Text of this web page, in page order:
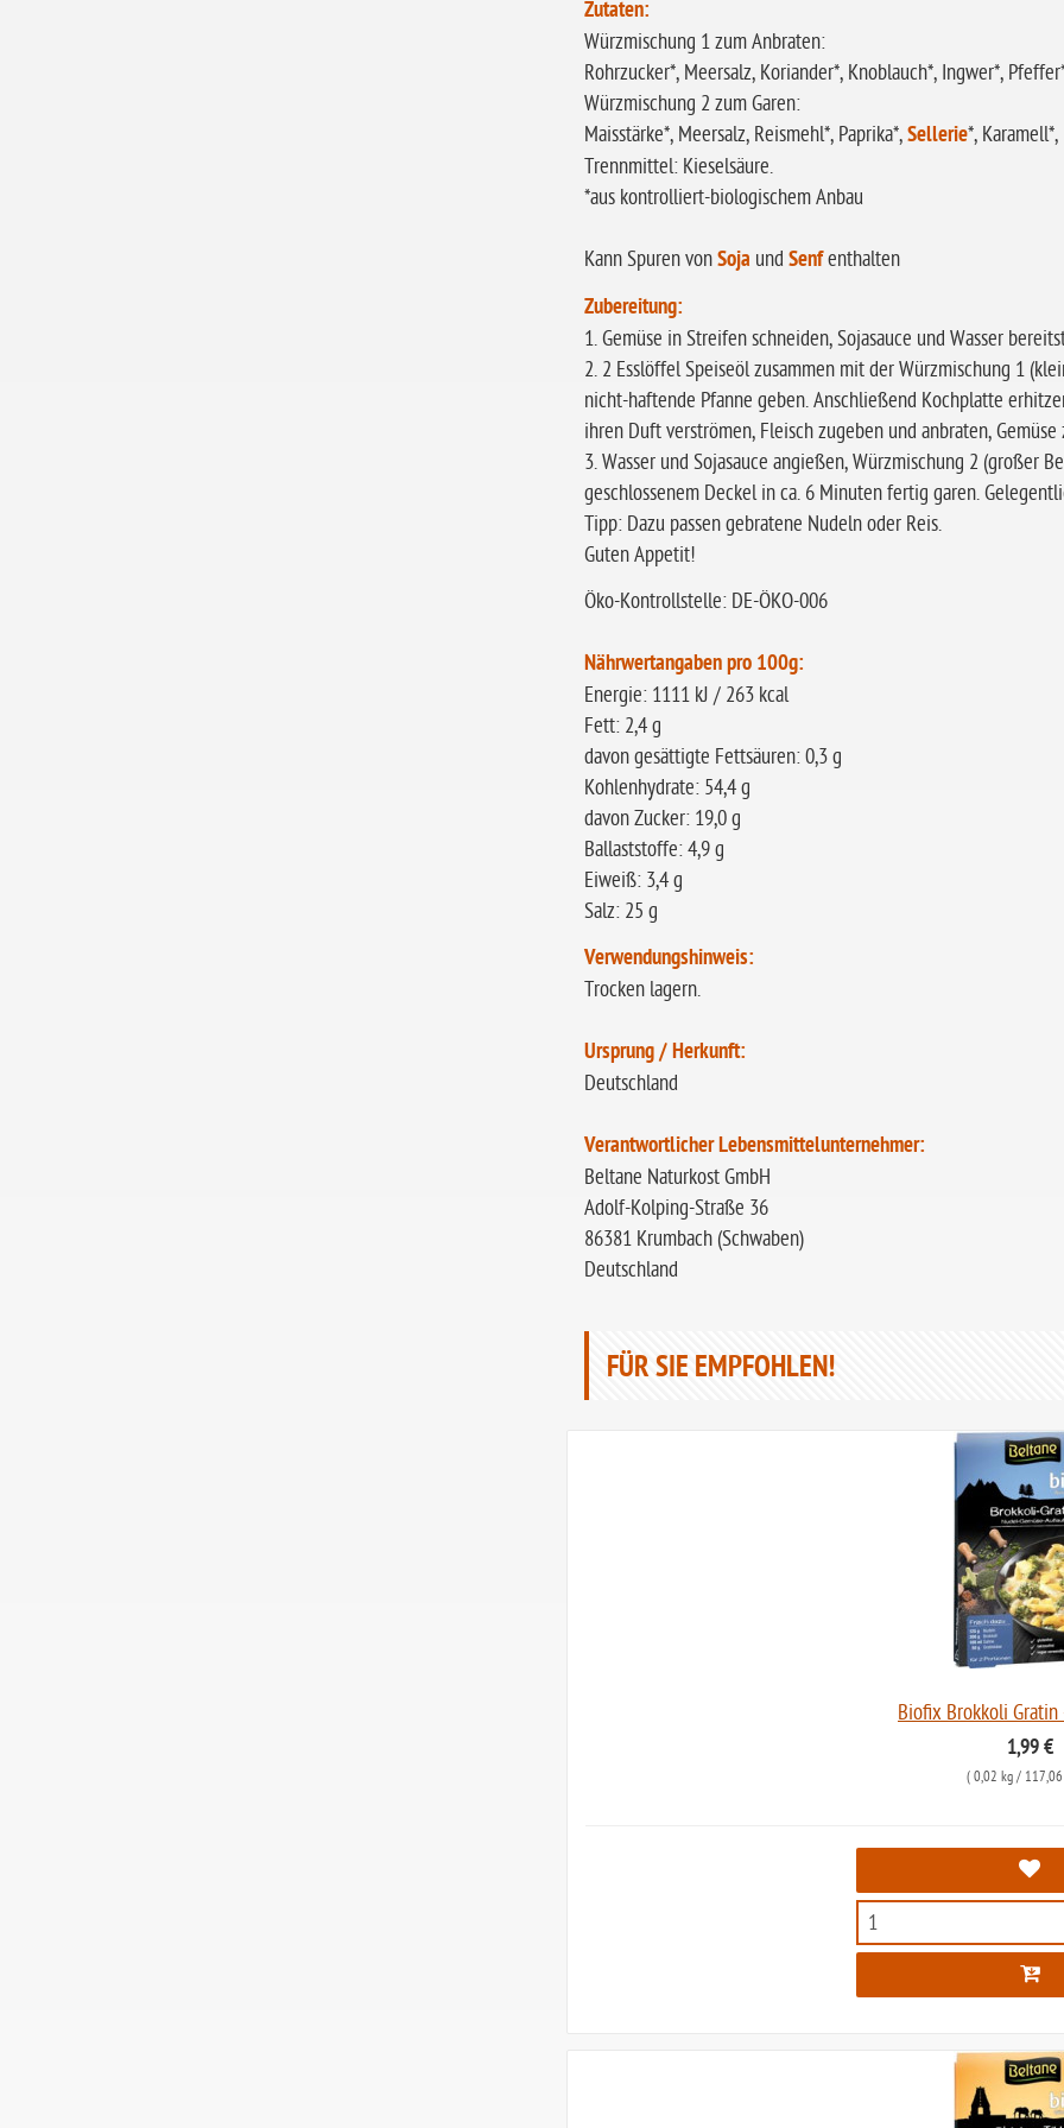
Zutaten:
Würzmischung 1 zum Anbraten:
Rohrzucker*, Meersalz, Koriander*, Knoblauch*, Ingwer*,
Würzmischung 2 zum Garen:
Maisstärke*, Meersalz, Reismehl*, Paprika*,Sellerie*,
Trennmittel: Kieselsäure.
*aus kontrolliert-biologischem Anbau
Kann Spuren vonSoja und Senfenthalten
Zubereitung:
1. Gemüse in Streifen schneiden, Sojasauce und Wasser
2. 2 Esslöffel Speiseöl zusammen mit der Würzmischung 1
nicht-haftende Pfanne geben. Anschließend Kochplatte
ihren Duft verströmen, Fleisch zugeben und anbraten,
3. Wasser und Sojasauce angießen, Würzmischung 2 (großer
geschlossenem Deckel in ca. 6 Minuten fertig garen.
Tipp: Dazu passen gebratene Nudeln oder Reis.
Guten Appetit!
Öko-Kontrollstelle: DE-ÖKO-006
Nährwertangaben pro 100g:
Energie: 1111 kJ / 263 kcal
Fett: 2,4 g
davon gesättigte Fettsäuren: 0,3 g
Kohlenhydrate: 54,4 g
davon Zucker: 19,0 g
Ballaststoffe: 4,9 g
Eiweiß: 3,4 g
Salz: 25 g
Verwendungshinweis:
Trocken lagern.
Ursprung / Herkunft:
Deutschland
Verantwortlicher Lebensmittelunternehmer:
Beltane Naturkost
Adolf-Kolping-Straße 36
86381 Krumbach (Schwaben)
Deutschland
FÜR SIE EMPFOHLEN!
Biofix Brokkoli
1,99 €
( 0,02 kg/ 117,06